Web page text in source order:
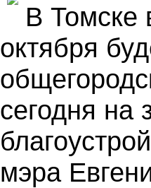
В Томске
октября
сегодня на
мэра